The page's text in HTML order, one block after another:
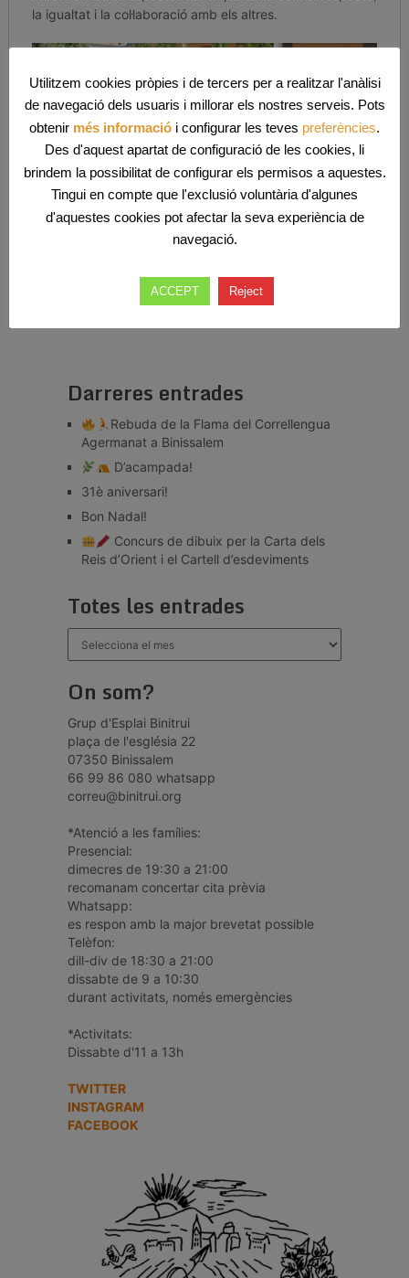
la igualtat i la col·laboració amb els altres.
Comparteix això:
Darreres entrades
Rebuda de la Flama del Correllengua
Agermanat a Binissalem
D’acampada!
31è aniversari!
Bon Nadal!
Concurs de dibuix per la Carta dels
Reis d’Orient i el Cartell d’esdeviments
Totes les entrades
les
On som?
Grup d'Esplai Binitrui
plaça de l'església 22
07350 Binissalem
66 99 86 080 whatsapp
correu@binitrui.org
*Atenció a les famílies:
Presencial:
dimecres de 19:30 a 21:00
recomanam concertar cita prèvia
Whatsapp:
es respon amb la major brevetat possible
Telèfon:
dill-div de 18:30 a 21:00
dissabte de 9 a 10:30
durant activitats, només emergències
*Activitats:
Dissabte d'11 a 13h
TWITTER
INSTAGRAM
FACEBOOK
Utilitzem cookies pròpies i de tercers per a realitzar l'anàlisi
de navegació dels usuaris i millorar els nostres serveis. Pots
obtenir més informació i configurar les teves preferències.
Des d'aquest apartat de configuració de les cookies, li
brindem la possibilitat de configurar els permisos a aquestes.
Tingui en compte que l'exclusió voluntària d'algunes
d'aquestes cookies pot afectar la seva experiència de
navegació.
ACCEPT Reject